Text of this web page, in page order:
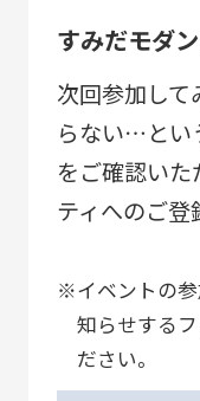
すみだモダ
次回参加し
らない…とい
をご確認いた
ティへのご登
イベントの
知らせする
ださい。